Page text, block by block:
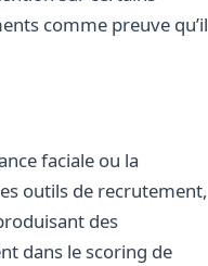
comme preuve qu’il
faciale ou la
outils de recrutement,
des
dans le scoring de